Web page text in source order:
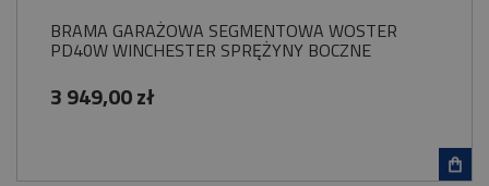
BRAMA GARAŻOWA SEGMENTOWA WOSTER
PD40W WINCHESTER SPRĘŻYNY BOCZNE
3 949,00 zł